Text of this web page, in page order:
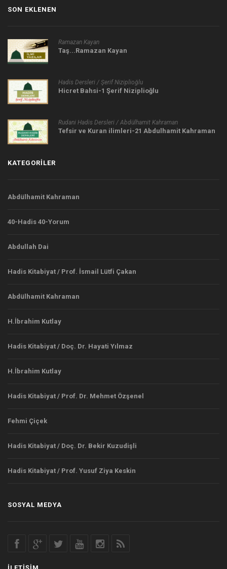
SON EKLENEN
Ramazan Kayan
Taş...Ramazan Kayan
Hadis Dersleri / Şerif Niziplioğlu
Hicret Bahsi-1 Şerif Niziplioğlu
Rudani Hadis Dersleri / Abdülhamit Kahraman
Tefsir ve Kuran ilimleri-21 Abdulhamit Kahraman
KATEGORILER
Abdülhamit Kahraman
40-Hadis 40-Yorum
Abdullah Dai
Hadis Kitabiyat / Prof. İsmail Lütfi Çakan
Abdülhamit Kahraman
H.İbrahim Kutlay
Hadis Kitabiyat / Doç. Dr. Hayati Yılmaz
H.İbrahim Kutlay
Hadis Kitabiyat / Prof. Dr. Mehmet Özşenel
Fehmi Çiçek
Hadis Kitabiyat / Doç. Dr. Bekir Kuzudişli
Hadis Kitabiyat / Prof. Yusuf Ziya Keskin
SOSYAL MEDYA